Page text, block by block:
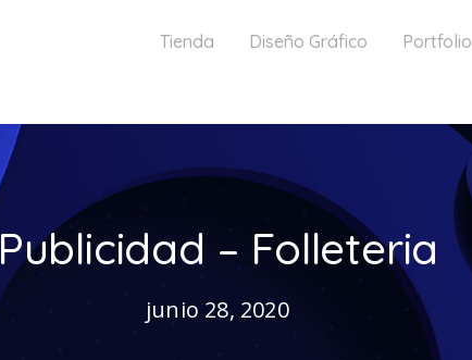
Tienda Diseño Gráfico Portfolio
Publicidad – Folleteria
junio 28, 2020